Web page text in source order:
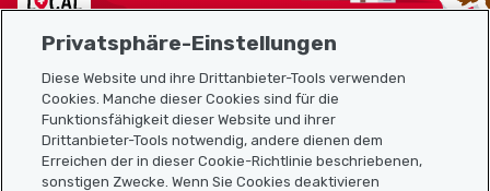
Sitemap
Nützliche Links
Privatsphäre-Einstellungen
Diese Website und ihre Drittanbieter-Tools verwenden
Cookies. Manche dieser Cookies sind für die
Funktionsfähigkeit dieser Website und ihrer
Drittanbieter-Tools notwendig, andere dienen dem
Erreichen der in dieser Cookie-Richtlinie beschriebenen,
sonstigen Zwecke. Wenn Sie Cookies deaktivieren